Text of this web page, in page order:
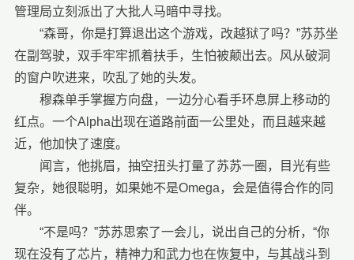
管理局立刻派出了大批人马暗中寻找。
“森哥，你是打算退出这个游戏，改越狱了吗？”苏苏坐
在副驾驶，双手牢牢抓着扶手，生怕被颠出去。风从破洞
的窗户吹进来，吹乱了她的头发。
穆森单手掌握方向盘，一边分心看手环息屏上移动的
红点。一个Alpha出现在道路前面一公里处，而且越来越
近，他加快了速度。
闻言，他挑眉，抽空扭头打量了苏苏一圈，目光有些
复杂，她很聪明，如果她不是Omega，会是值得合作的同
伴。
“不是吗？”苏苏思索了一会儿，说出自己的分析，“你
现在没有了芯片，精神力和武力也在恢复中，与其战斗到